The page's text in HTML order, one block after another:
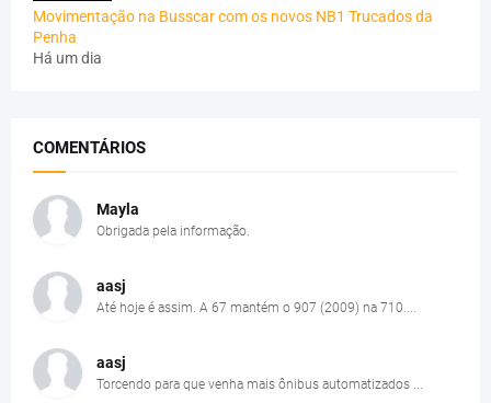
Movimentação na Busscar com os novos NB1 Trucados da
Penha
Há um dia
COMENTÁRIOS
Mayla
Obrigada pela informação.
aasj
Até hoje é assim. A 67 mantém o 907 (2009) na 710....
aasj
Torcendo para que venha mais ônibus automatizados ...